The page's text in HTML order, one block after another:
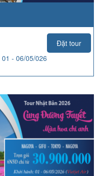
Đặt tour
01 - 06/05/026